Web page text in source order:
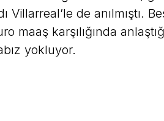
Villarreal’le de anılmıştı.
maaş karşılığında
yokluyor.